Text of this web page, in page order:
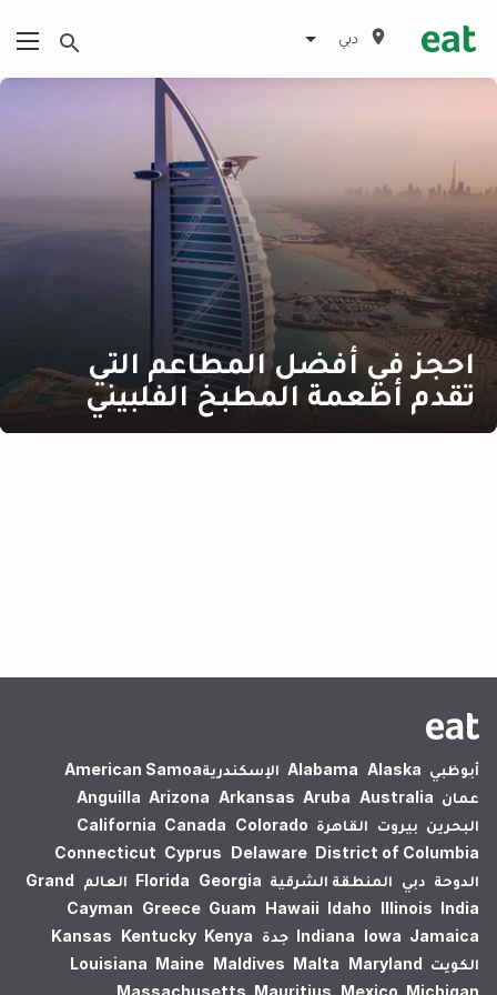
دبي
احجز في أفضل المطاعم التي
تقدم أطعمة المطبخ الفلبيني
أبوظبي Alabama Alaska الإسكندرية‎American Samoa
عمان
Anguilla Arizona Arkansas Aruba Australia
البحرين بيروت القاهرة California Canada Colorado
Connecticut Cyprus Delaware District of Columbia
الدوحة دبي المنطقة الشرقية Florida Georgia العالم
Grand
Cayman Greece Guam Hawaii Idaho Illinois India
Indiana Iowa Jamaica جدة Kansas Kentucky Kenya
الكويت
Louisiana Maine Maldives Malta Maryland